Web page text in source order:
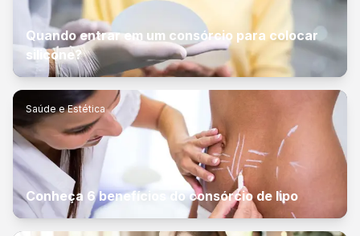
Quando entrar em um consórcio para colocar
silicone?
Saúde e Estética
Conheça 6 benefícios do consórcio de lipo